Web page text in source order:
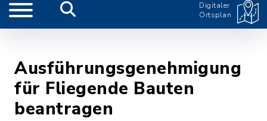
Digitaler
Ortsplan
Ausführungsgenehmigung
für Fliegende Bauten
beantragen